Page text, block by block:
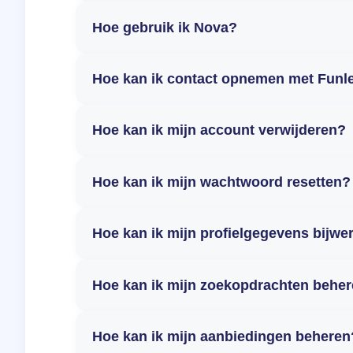
Hoe gebruik ik Nova?
Hoe kan ik contact opnemen met
Hoe kan ik mijn account verwijderen?
Hoe kan ik mijn wachtwoord resetten?
Hoe kan ik mijn profielgegevens
Hoe kan ik mijn zoekopdrachten
Hoe kan ik mijn aanbiedingen